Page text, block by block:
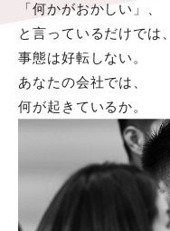
「何かがおかしい」、
と言っているだけでは、
事態は好転しない。
あなたの会社では、
何が起きているか。